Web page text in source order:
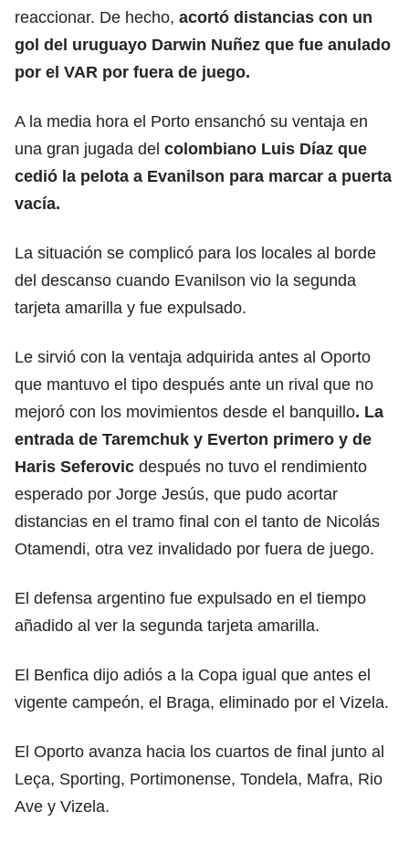
reaccionar. De hecho, acortó distancias con un
gol del uruguayo Darwin Nuñez que fue anulado
por el VAR por fuera de juego.
A la media hora el Porto ensanchó su ventaja en
una gran jugada del colombiano Luis Díaz que
cedió la pelota a Evanilson para marcar a puerta
vacía.
La situación se complicó para los locales al borde
del descanso cuando Evanilson vio la segunda
tarjeta amarilla y fue expulsado.
Le sirvió con la ventaja adquirida antes al Oporto
que mantuvo el tipo después ante un rival que no
mejoró con los movimientos desde el banquillo. La
entrada de Taremchuk y Everton primero y de
Haris Seferovic después no tuvo el rendimiento
esperado por Jorge Jesús, que pudo acortar
distancias en el tramo final con el tanto de Nicolás
Otamendi, otra vez invalidado por fuera de juego.
El defensa argentino fue expulsado en el tiempo
añadido al ver la segunda tarjeta amarilla.
El Benfica dijo adiós a la Copa igual que antes el
vigente campeón, el Braga, eliminado por el Vizela.
El Oporto avanza hacia los cuartos de final junto al
Leça, Sporting, Portimonense, Tondela, Mafra, Rio
Ave y Vizela.